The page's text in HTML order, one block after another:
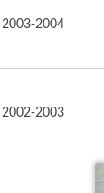
2003-2004
2002-2003